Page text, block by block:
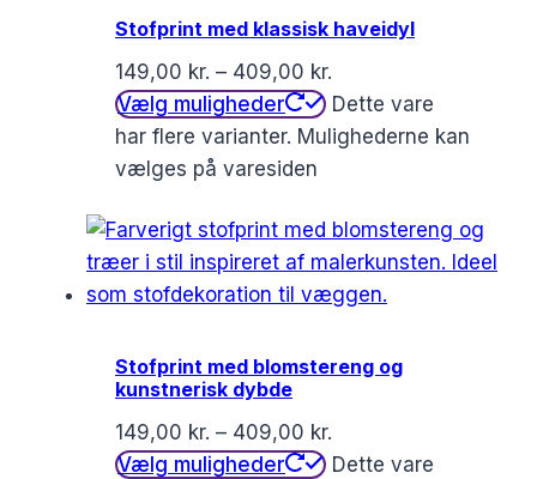
Stofprint med klassisk haveidyl
149,00 kr. – 409,00 kr.
Vælg muligheder
Dette vare
har flere varianter. Mulighederne kan
vælges på varesiden
Stofprint med blomstereng og
kunstnerisk dybde
149,00 kr. – 409,00 kr.
Vælg muligheder
Dette vare